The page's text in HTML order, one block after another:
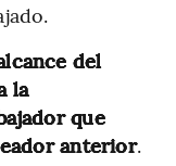
del
la
que
anterior.